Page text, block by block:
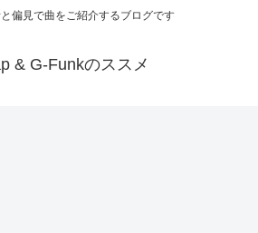
偏見で曲をご紹介するブログです
& G-Funkのススメ